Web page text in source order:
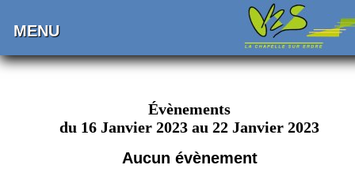
MENU
Évènements
du 16 Janvier 2023 au 22 Janvier 2023
Aucun évènement